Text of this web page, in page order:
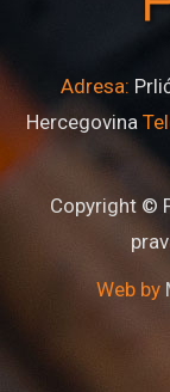
Adresa:
Hercegovina
Copyright ©
Web by